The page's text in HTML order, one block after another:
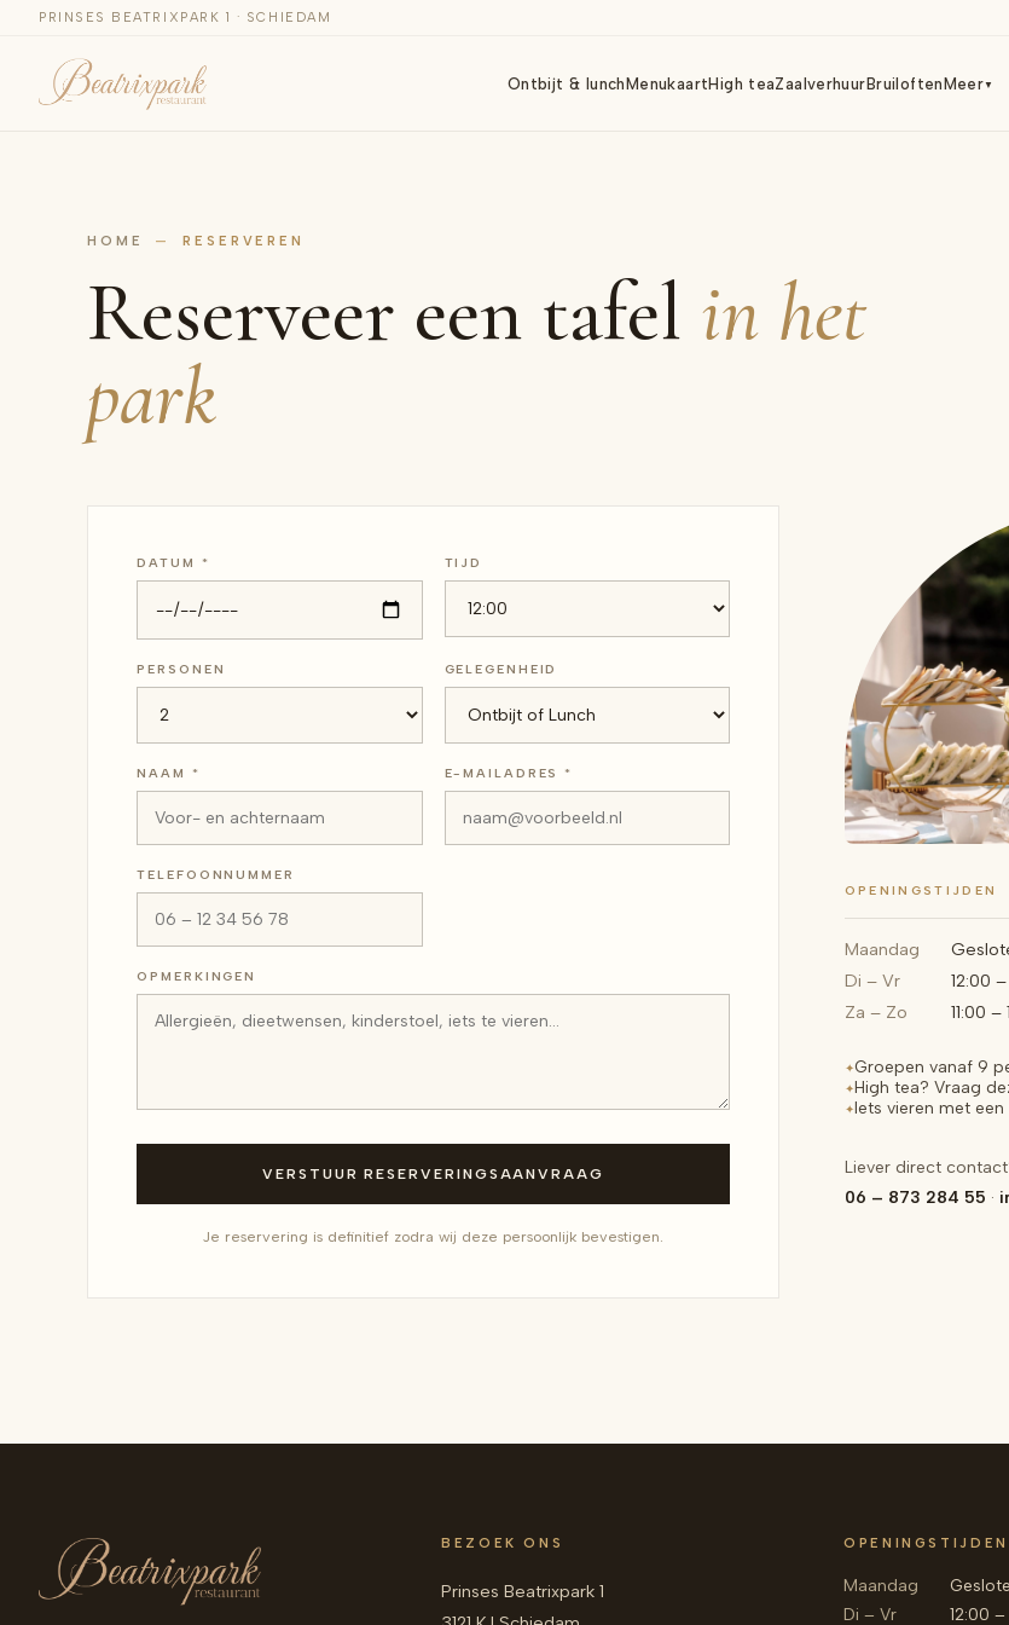
PRINSES BEATRIXPARK 1 · SCHIEDAM
Ontbijt & lunchMenukaartHigh teaZaalverhuurBruiloftenMeer▼
HOME — RESERVEREN
Reserveer een tafel in het
park
DATUM * TIJD
PERSONEN GELEGENHEID
NAAM * E-MAILADRES *
TELEFOONNUMMER
OPMERKINGEN
VERSTUUR RESERVERINGSAANVRAAG
Je reservering is definitief zodra wij deze persoonlijk bevestigen.
OPENINGSTIJDEN
Maandag
Di – Vr
12:00
Za – Zo
11:00 –
✦Groepen vanaf 9
✦High tea? Vraag
✦Iets vieren met een
Liever direct
06 – 873 284 55 ·
BEZOEK ONS
Prinses Beatrixpark 1
OPENINGSTIJDEN
Maandag
Di – Vr
12:00 –